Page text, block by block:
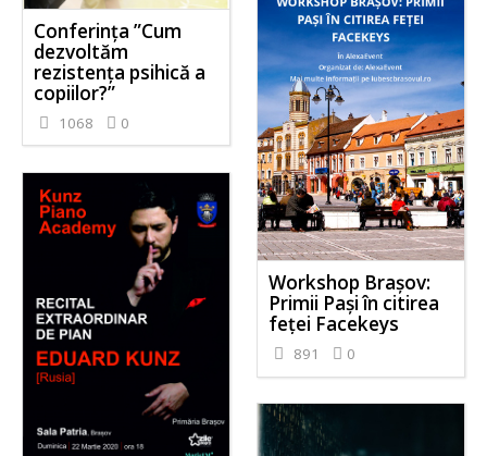
Conferința ”Cum
dezvoltăm
rezistența psihică a
copiilor?”
1068 0
Workshop Brașov:
Primii Pași în citirea
feței Facekeys
891 0